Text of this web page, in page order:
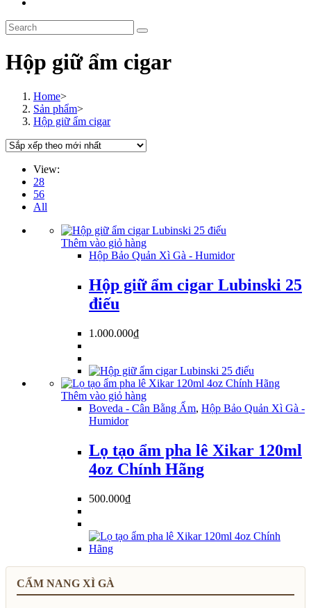
search
Search
this
Hộp giữ ẩm cigar
Home>
Sản phẩm>
Hộp giữ ẩm cigar
View:
28
56
All
Thêm vào giỏ hàng
Hộp Bảo Quản Xì Gà - Humidor
Hộp giữ ẩm cigar Lubinski 25
điếu
1.000.000₫
Thêm vào giỏ hàng
Boveda - Cân Bằng Ẩm, Hộp Bảo Quản Xì Gà -
Humidor
Lọ tạo ẩm pha lê Xikar 120ml
4oz Chính Hãng
500.000₫
CẨM NANG XÌ GÀ